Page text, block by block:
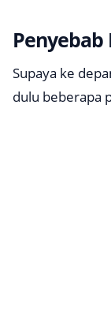
Supaya ke
dulu beberapa